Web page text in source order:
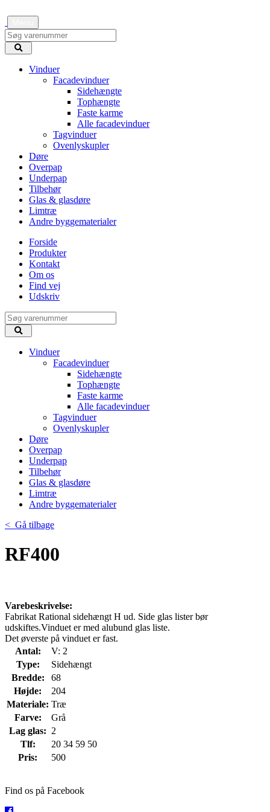
Vinduer
Facadevinduer
Sidehængte
Tophængte
Faste karme
Alle facadevinduer
Tagvinduer
Ovenlyskupler
Døre
Overpap
Underpap
Tilbehør
Glas & glasdøre
Limtræ
Andre byggematerialer
Forside
Produkter
Kontakt
Om os
Find vej
Udskriv
Vinduer
Facadevinduer
Sidehængte
Tophængte
Faste karme
Alle facadevinduer
Tagvinduer
Ovenlyskupler
Døre
Overpap
Underpap
Tilbehør
Glas & glasdøre
Limtræ
Andre byggematerialer
< Gå tilbage
RF400
Varebeskrivelse:
Fabrikat Rational sidehængt H ud. Side glas lister bør
udskiftes.Vinduet er med alubund glas liste.
Det øverste på vinduet er fast.
Antal:
V: 2
Type:
Sidehængt
Bredde:
68
Højde:
204
Materiale: Træ
Farve:
Grå
Lag glas: 2
Tlf:
20 34 59 50
Pris:
500
Find os på Facebook